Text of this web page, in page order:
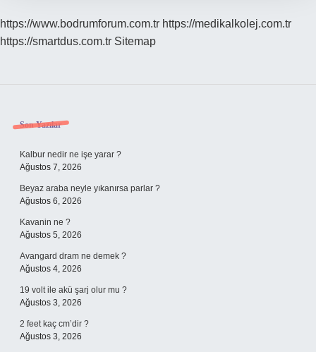
https://www.bodrumforum.com.tr https://medikalkolej.com.tr
https://smartdus.com.tr Sitemap
Sidebar
Son Yazılar
Kalbur nedir ne işe yarar ?
Ağustos 7, 2026
Beyaz araba neyle yıkanırsa parlar ?
Ağustos 6, 2026
Kavanin ne ?
Ağustos 5, 2026
Avangard dram ne demek ?
Ağustos 4, 2026
19 volt ile akü şarj olur mu ?
Ağustos 3, 2026
2 feet kaç cm’dir ?
Ağustos 3, 2026